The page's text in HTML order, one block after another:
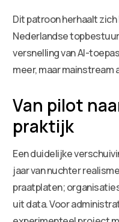
Dit patroon herhaalt
Nederlandse
versnelling van AI-
meer, maar mainstream
Van pilot
praktijk
Een duidelijke
jaar van nuchter
praatplaten;
uit data. Voor